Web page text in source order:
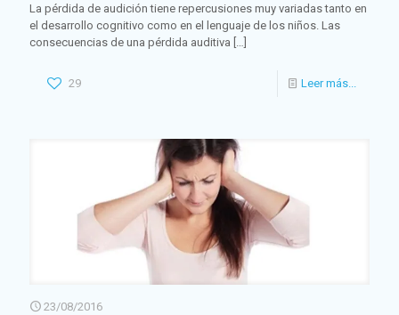
La pérdida de audición tiene repercusiones muy variadas tanto en
el desarrollo cognitivo como en el lenguaje de los niños. Las
consecuencias de una pérdida auditiva
29 Leer más...
23/08/2016